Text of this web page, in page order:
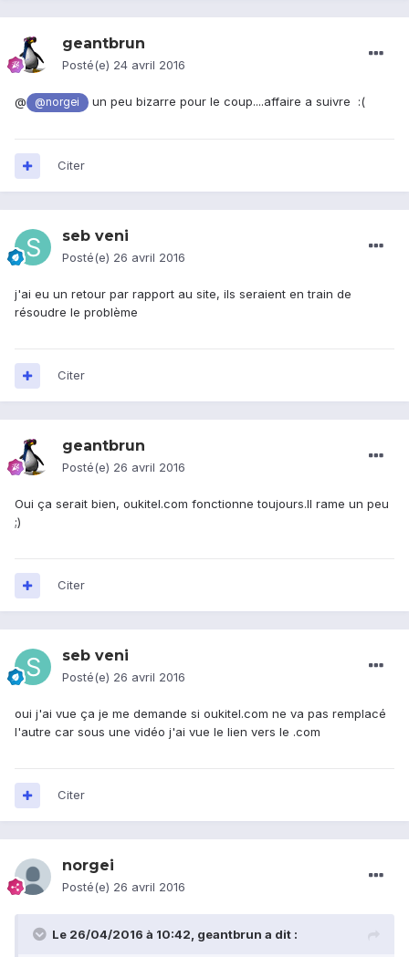
geantbrun
Posté(e) 24 avril 2016
@ @norgei un peu bizarre pour le coup....affaire a suivre :(
Citer
seb veni
Posté(e) 26 avril 2016
j'ai eu un retour par rapport au site, ils seraient en train de
résoudre le problème
Citer
geantbrun
Posté(e) 26 avril 2016
Oui ça serait bien, oukitel.com fonctionne toujours.Il rame un peu
;)
Citer
seb veni
Posté(e) 26 avril 2016
oui j'ai vue ça je me demande si oukitel.com ne va pas remplacé
l'autre car sous une vidéo j'ai vue le lien vers le .com
Citer
norgei
Posté(e) 26 avril 2016
Le 26/04/2016 à 10:42, geantbrun a dit :